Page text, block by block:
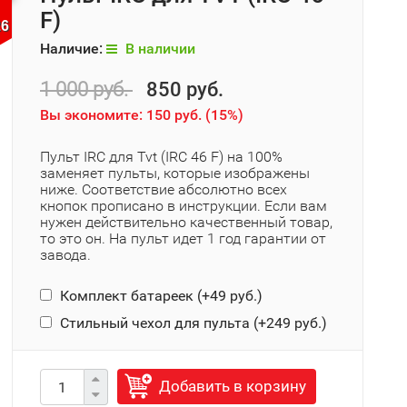
F)
Наличие: В наличии
1 000 руб. 850 руб.
Вы экономите: 150 руб. (15%)
Пульт IRC для Tvt (IRC 46 F) на 100%
заменяет пульты, которые изображены
ниже. Соответствие абсолютно всех
кнопок прописано в инструкции. Если вам
нужен действительно качественный товар,
то это он. На пульт идет 1 год гарантии от
завода.
Комплект батареек (+49 руб.)
Стильный чехол для пульта (+249 руб.)
Добавить в корзину